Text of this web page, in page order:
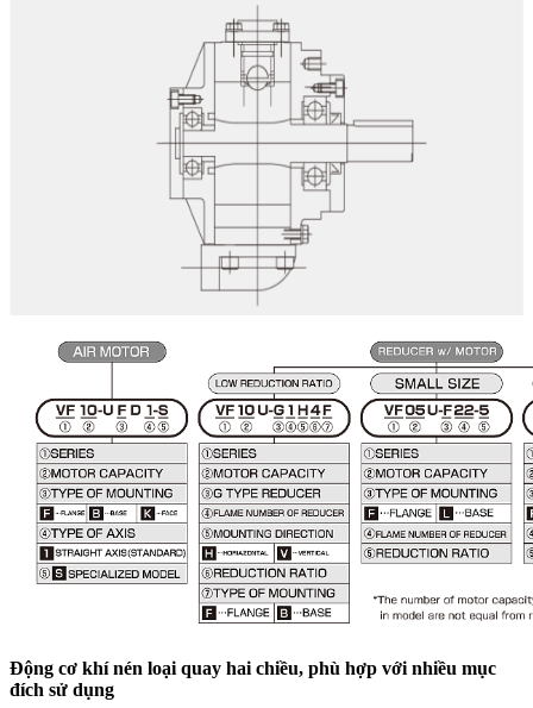
Động cơ khí nén loại quay hai chiều, phù hợp với nhiều mục
đích sử dụng